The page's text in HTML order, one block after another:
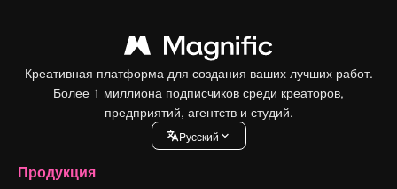
Креативная платформа для создания ваших лучших работ.
Более 1 миллиона подписчиков среди креаторов,
предприятий, агентств и студий.
Pусский
Продукция